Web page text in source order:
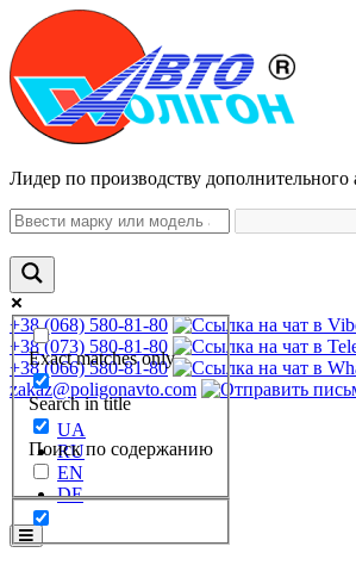
Лидер по производству
Exact matches only
Search in title
Поиск по содержанию
+38 (068) 580-81-80
+38 (073) 580-81-80
+38 (066) 580-81-80
zakaz@poligonavto.com
UA
RU
EN
DE